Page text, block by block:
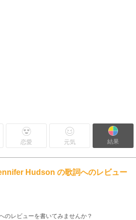
恋愛 元気 結果
Hudson の歌詞へのレビュー
のレビューを書いてみませんか？